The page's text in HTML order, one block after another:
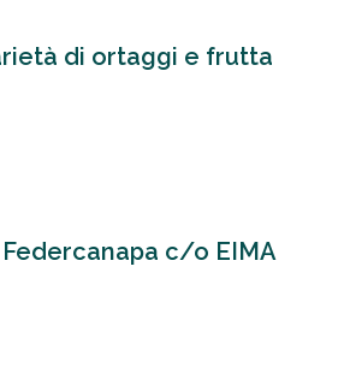
di ortaggi e frutta
c/o EIMA